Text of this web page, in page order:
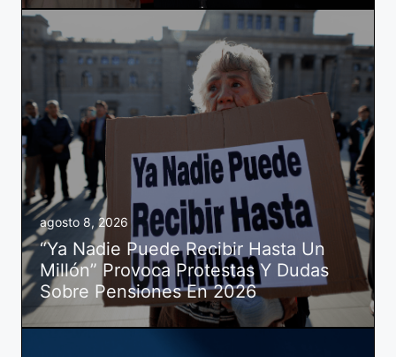
agosto 8, 2026
“Ya Nadie Puede Recibir Hasta Un
Millón” Provoca Protestas Y Dudas
Sobre Pensiones En 2026